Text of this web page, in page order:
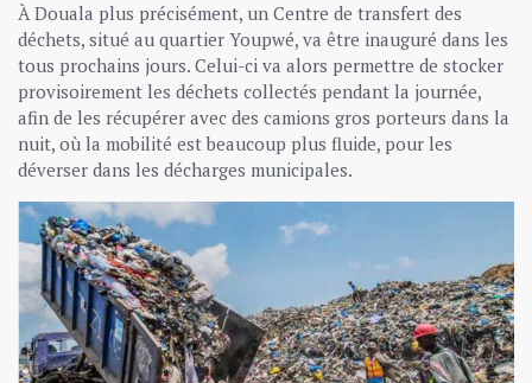
À Douala plus précisément, un Centre de transfert des
déchets, situé au quartier Youpwé, va être inauguré dans les
tous prochains jours. Celui-ci va alors permettre de stocker
provisoirement les déchets collectés pendant la journée,
afin de les récupérer avec des camions gros porteurs dans la
nuit, où la mobilité est beaucoup plus fluide, pour les
déverser dans les décharges municipales.